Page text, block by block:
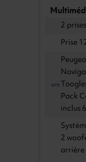
2
Prise
Pack
inclus
2
arrière